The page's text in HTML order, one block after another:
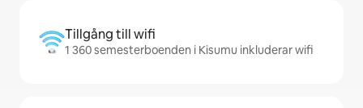
Tillgång till wifi
1 360 semesterboenden i Kisumu inkluderar wifi